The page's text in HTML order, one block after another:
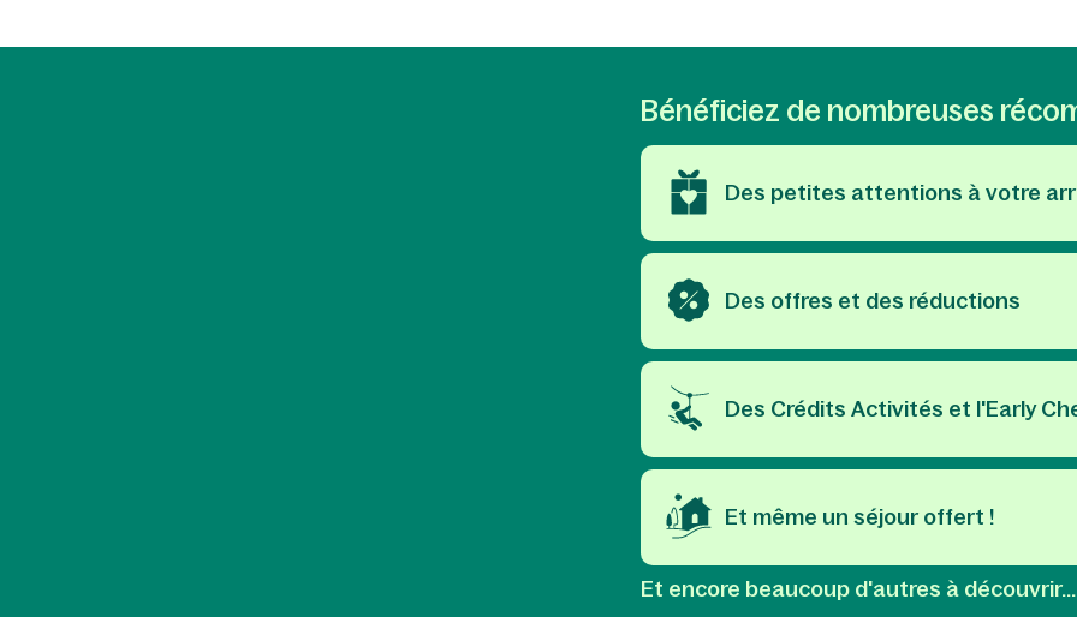
Bénéficiez de nombreuses
Des petites attentions à votre
Des offres et des réductions​
Des Crédits Activités et l'Early
Et même un séjour offert !​
Et encore beaucoup d'autres à découvrir...